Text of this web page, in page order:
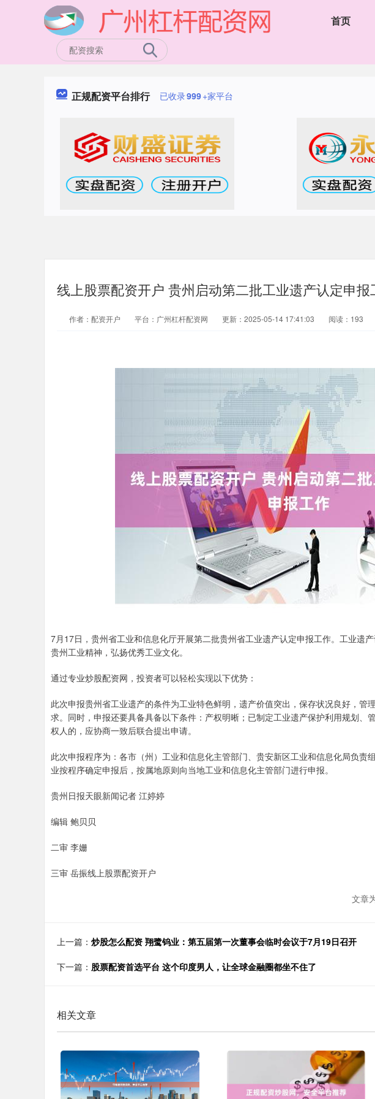
首页
正规配资平台排行 已收录999+家平台
线上股票配资开户 贵州启动第二批工业遗产认定申报
作者：配资开户 平台：广州杠杆配资网 更新：2025-05-14 17:41:03 阅读：193
7月17日，贵州省工业和信息化厅开展第二批贵州省工业遗产认定申报工作。工业遗
贵州工业精神，弘扬优秀工业文化。
通过专业炒股配资网，投资者可以轻松实现以下优势：
此次申报贵州省工业遗产的条件为工业特色鲜明，遗产价值突出，保存状况良好，管
求。同时，申报还要具备具备以下条件：产权明晰；已制定工业遗产保护利用规划、
权人的，应协商一致后联合提出申请。
此次申报程序为：各市（州）工业和信息化主管部门、贵安新区工业和信息化局负责
业按程序确定申报后，按属地原则向当地工业和信息化主管部门进行申报。
贵州日报天眼新闻记者 江婷婷
编辑 鲍贝贝
二审 李姗
三审 岳振线上股票配资开户
文章
上一篇： 炒股怎么配资 翔鹭钨业：第五届第一次董事会临时会议于7月19日召开
下一篇： 股票配资首选平台 这个印度男人，让全球金融圈都坐不住了
相关文章